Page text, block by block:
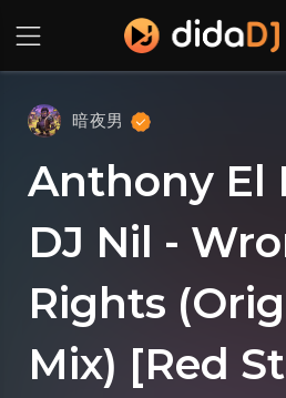
暗夜男
Anthony El
DJ Nil -
Rights
Mix) [Red